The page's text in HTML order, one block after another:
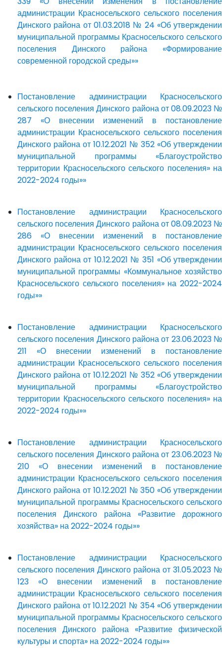
администрации Красносельского сельского поселения
Динского района от 01.03.2018 № 24 «Об утверждении
муниципальной программы Красносельского сельского
поселения Динского района «Формирование
современной городской среды»»
Постановление администрации Красносельского
сельского поселения Динского района от 08.09.2023 №
287 «О внесении изменений в постановление
администрации Красносельского сельского поселения
Динского района от 10.12.2021 № 352 «Об утверждении
муниципальной программы «Благоустройство
территории Красносельского сельского поселения» на
2022-2024 годы»»
Постановление администрации Красносельского
сельского поселения Динского района от 08.09.2023 №
286 «О внесении изменений в постановление
администрации Красносельского сельского поселения
Динского района от 10.12.2021 № 351 «Об утверждении
муниципальной программы «Коммунальное хозяйство
Красносельского сельского поселения» на 2022-2024
годы»»
Постановление администрации Красносельского
сельского поселения Динского района от 23.06.2023 №
211 «О внесении изменений в постановление
администрации Красносельского сельского поселения
Динского района от 10.12.2021 № 352 «Об утверждении
муниципальной программы «Благоустройство
территории Красносельского сельского поселения» на
2022-2024 годы»»
Постановление администрации Красносельского
сельского поселения Динского района от 23.06.2023 №
210 «О внесении изменений в постановление
администрации Красносельского сельского поселения
Динского района от 10.12.2021 № 350 «Об утверждении
муниципальной программы Красносельского сельского
поселения Динского района «Развитие дорожного
хозяйства» на 2022-2024 годы»»
Постановление администрации Красносельского
сельского поселения Динского района от 31.05.2023 №
123 «О внесении изменений в постановление
администрации Красносельского сельского поселения
Динского района от 10.12.2021 № 354 «Об утверждении
муниципальной программы Красносельского сельского
поселения Динского района «Развитие физической
культуры и спорта» на 2022-2024 годы»»